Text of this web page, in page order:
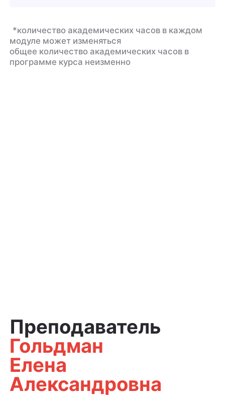
*количество академических часов в каждом
модуле может изменяться
общее количество академических часов в
программе курса неизменно
Преподаватель
Гольдман
Елена
Александровна